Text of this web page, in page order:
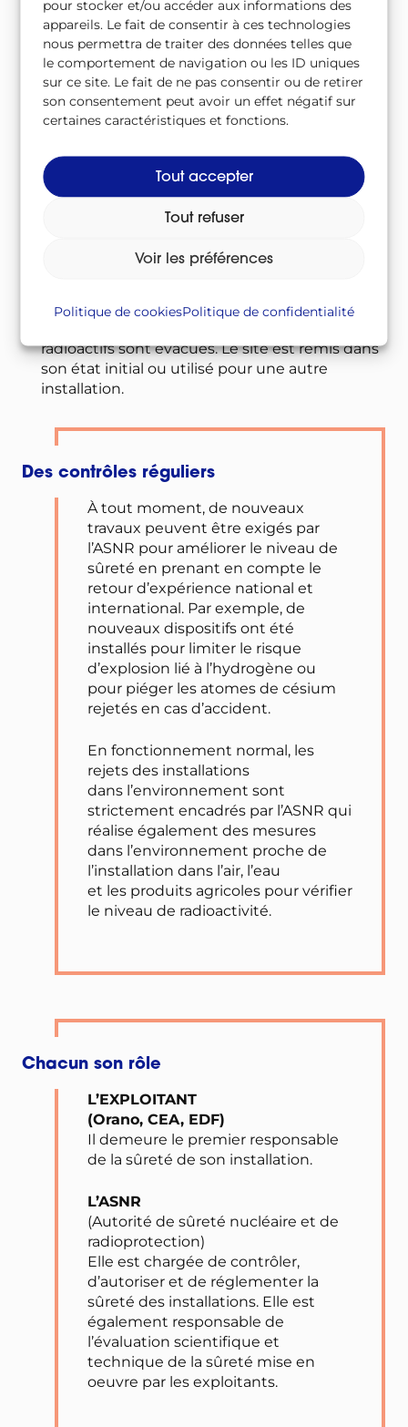
pour stocker et/ou accéder aux informations des
appareils. Le fait de consentir à ces technologies
nous permettra de traiter des données telles que
le comportement de navigation ou les ID uniques
sur ce site. Le fait de ne pas consentir ou de retirer
son consentement peut avoir un effet négatif sur
certaines caractéristiques et fonctions.
Tout accepter
Tout refuser
Voir les préférences
Politique de cookiesPolitique de confidentialité
démantèlement
Une fois la période d’exploitation terminée, il
s’ensuit un processus de déconstruction
étroitement surveillé qui dure une trentaine
d’années :
les combustibles sont retirés et les circuits
d’eau vidangés ;
les installations sont partiellement
démontées : les principaux composants du
des structures en béton ;
sa radioactivité, l’installation est complètement
radioactifs sont évacués. Le site est remis dans
son état initial ou utilisé pour une autre
installation.
Des contrôles réguliers
À tout moment, de nouveaux
travaux peuvent être exigés par
l’ASNR pour améliorer le niveau de
sûreté en prenant en compte le
retour d’expérience national et
international. Par exemple, de
nouveaux dispositifs ont été
installés pour limiter le risque
d’explosion lié à l’hydrogène ou
pour piéger les atomes de césium
rejetés en cas d’accident.
En fonctionnement normal, les
rejets des installations
dans l’environnement sont
strictement encadrés par l’ASNR qui
réalise également des mesures
dans l’environnement proche de
l’installation dans l’air, l’eau
et les produits agricoles pour vérifier
le niveau de radioactivité.
Chacun son rôle
L’EXPLOITANT
(Orano, CEA, EDF)
Il demeure le premier responsable
de la sûreté de son installation.
L’ASNR
(Autorité de sûreté nucléaire et de
radioprotection)
Elle est chargée de contrôler,
d’autoriser et de réglementer la
sûreté des installations. Elle est
également responsable de
l’évaluation scientifique et
technique de la sûreté mise en
oeuvre par les exploitants.